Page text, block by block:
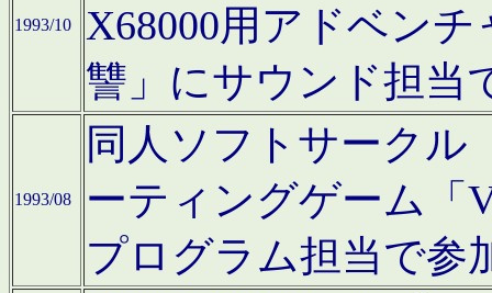
1993/10
X68000用アドベン
讐」にサウンド担当
1993/08
同人ソフトサークル
ーティングゲーム「
プログラム担当で参